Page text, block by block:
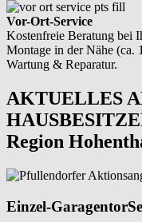
Vor-Ort-Service
Kostenfreie Beratung bei
Montage in der Nähe (ca.
Wartung & Reparatur.
AKTUELLES
Region
Einzel-Garagentor